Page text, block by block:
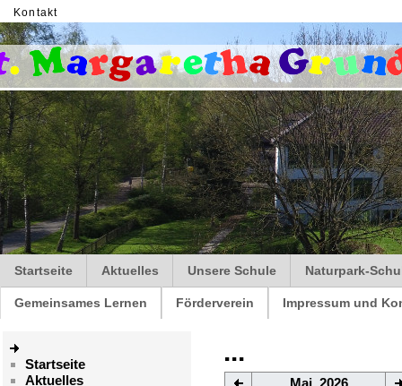
Kontakt
Startseite Aktuelles Unsere Schule Naturpark-
Gemeinsames Lernen Förderverein Impressum und
...
Startseite
Aktuelles